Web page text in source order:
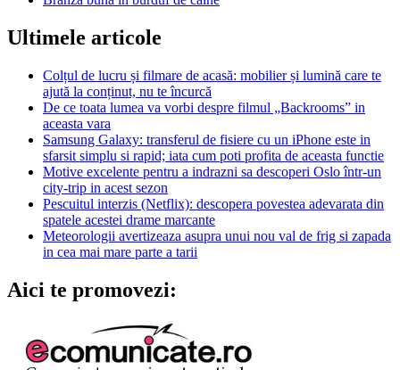
Ultimele articole
Colțul de lucru și filmare de acasă: mobilier și lumină care te
ajută la conținut, nu te încurcă
De ce toata lumea va vorbi despre filmul „Backrooms” in
aceasta vara
Samsung Galaxy: transferul de fisiere cu un iPhone este in
sfarsit simplu si rapid; iata cum poti profita de aceasta functie
Motive excelente pentru a indrazni sa descoperi Oslo într-un
city-trip in acest sezon
Pescuitul interzis (Netflix): descopera povestea adevarata din
spatele acestei drame marcante
Meteorologii avertizeaza asupra unui nou val de frig si zapada
in cea mai mare parte a tarii
Aici te promovezi: